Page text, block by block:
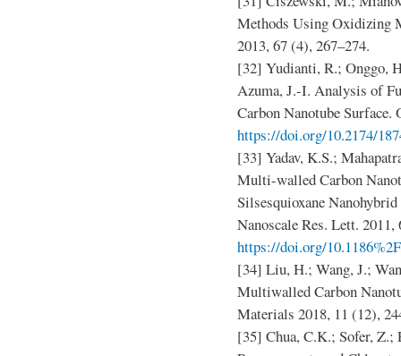
Methods Using Oxidizing
2013, 67 (4), 267–274.
[32] Yudianti, R.; Onggo,
Azuma, J.-I. Analysis of
Carbon Nanotube Surface.
https://doi.org/10.2174/
[33] Yadav, K.S.;
Multi-walled Carbon
Silsesquioxane
Nanoscale Res. Lett. 2011,
https://doi.org/
[34] Liu, H.; Wang, J.;
Multiwalled Carbon
Materials 2018, 11 (12),
[35] Chua, C.K.; Sofer, Z.;